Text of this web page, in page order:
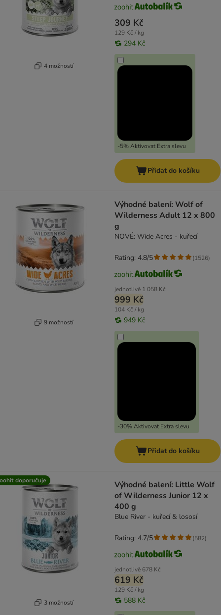
4 možností
309 Kč
129 Kč / kg
294 Kč
-5% Aktivovat Extra slevu
Přidat do košíku
9 možností
Výhodné balení: Wolf of
Wilderness Adult 12 x 800
g
NOVÉ: Wide Acres - kuřecí
jednotlivě 1 058 Kč
999 Kč
104 Kč / kg
949 Kč
-30% Aktivovat Extra slevu
Rating: 4.8/5 (1526)
Přidat do košíku
doporučuje
3 možností
Výhodné balení: Little Wolf
of Wilderness Junior 12 x
400 g
Blue River - kuřecí & lososí
jednotlivě 678 Kč
619 Kč
129 Kč / kg
588 Kč
Rating: 4.7/5 (582)